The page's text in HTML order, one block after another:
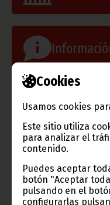
Cookies
Usamos cookies
Este sitio utiliza
para analizar el
contenido.
Puedes aceptar
botón "Aceptar
pulsando en el
configurarlas
TVGE
Radio
Haz click aquí